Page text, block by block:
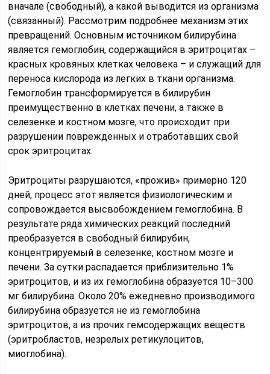
вначале (свободный), а какой выводится из организма
(связанный). Рассмотрим подробнее механизм этих
превращений. Основным источником билирубина
является гемоглобин, содержащийся в эритроцитах –
красных кровяных клетках человека – и служащий для
переноса кислорода из легких в ткани организма.
Гемоглобин трансформируется в билирубин
преимущественно в клетках печени, а также в
селезенке и костном мозге, что происходит при
разрушении поврежденных и отработавших свой
срок эритроцитах.
Эритроциты разрушаются, «прожив» примерно 120
дней, процесс этот является физиологическим и
сопровождается высвобождением гемоглобина. В
результате ряда химических реакций последний
преобразуется в свободный билирубин,
концентрируемый в селезенке, костном мозге и
печени. За сутки распадается приблизительно 1%
эритроцитов, и из их гемоглобина образуется 10–300
мг билирубина. Около 20% ежедневно производимого
билирубина образуется не из гемоглобина
эритроцитов, а из прочих гемсодержащих веществ
(эритробластов, незрелых ретикулоцитов,
миоглобина).